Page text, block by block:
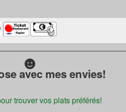
avec mes envies!
trouver vos plats préférés!